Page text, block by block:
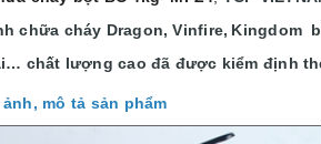
chữa cháy Dragon, Vinfire, Kingdom
chất lượng cao đã được kiểm định
ảnh, mô tả sản phẩm